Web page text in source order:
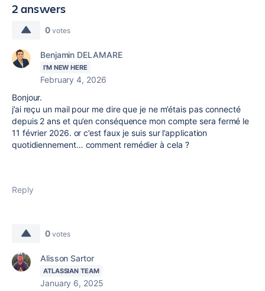
2 answers
0 votes
Benjamin DELAMARE
I'M NEW HERE
February 4, 2026
Bonjour.
j’ai reçu un mail pour me dire que je ne m’étais pas connecté
depuis 2 ans et qu’en conséquence mon compte sera fermé le
11 février 2026. or c’est faux je suis sur l’application
quotidiennement… comment remédier à cela ?
Reply
0 votes
Alisson Sartor
ATLASSIAN TEAM
January 6, 2025